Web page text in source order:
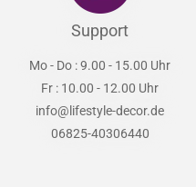
Support
Mo - Do : 9.00 - 15.00 Uhr
Fr : 10.00 - 12.00 Uhr
info@lifestyle-decor.de
06825-40306440